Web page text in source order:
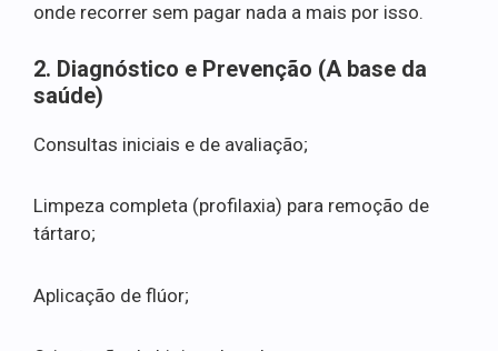
onde recorrer sem pagar nada a mais por isso.
2. Diagnóstico e Prevenção (A base da
saúde)
Consultas iniciais e de avaliação;
Limpeza completa (profilaxia) para remoção de
tártaro;
Aplicação de flúor;